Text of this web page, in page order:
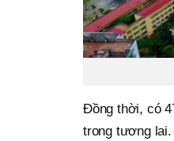
Đồng thời, có
trong tương